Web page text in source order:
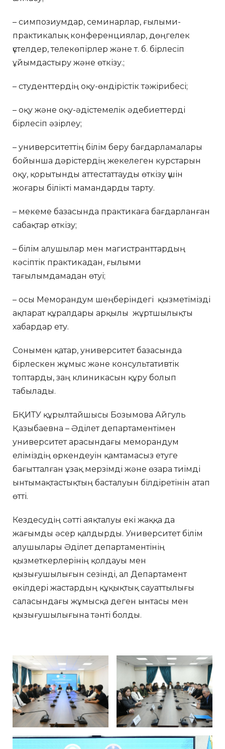
– симпозиумдар, семинарлар, ғылыми-
практикалық конференциялар, дөңгелек
үстелдер, телекөпірлер және т. б. бірлесіп
ұйымдастыру және өткізу.;
– студенттердің оқу-өндірістік тәжірибесі;
– оқу және оқу-әдістемелік әдебиеттерді
бірлесіп әзірлеу;
– университеттің білім беру бағдарламалары
бойынша дәрістердің жекелеген курстарын
оқу, қорытынды аттестаттауды өткізу үшін
жоғары білікті мамандарды тарту.
– мекеме базасында практикаға бағдарланған
сабақтар өткізу;
– білім алушылар мен магистранттардың
кәсіптік практикадан, ғылыми
тағылымдамадан өтуі;
– осы Меморандум шеңберіндегі қызметімізді
ақпарат құралдары арқылы жұртшылықты
хабардар ету.
Сонымен қатар, университет базасында
бірлескен жұмыс және консультативтік
топтарды, заң клиникасын құру болып
табылады.
БҚИТУ құрылтайшысы Бозымова Айгуль
Қазыбаевна – Әділет департаментімен
университет арасындағы меморандум
еліміздің өркендеуін қамтамасыз етуге
бағытталған ұзақ мерзімді және өзара тиімді
ынтымақтастықтың басталуын білдіретінін атап
өтті.
Кездесудің сәтті аяқталуы екі жаққа да
жағымды әсер қалдырды. Университет білім
алушылары Әділет департаментінің
қызметкерлерінің қолдауы мен
қызығушылығын сезінді, ал Департамент
өкілдері жастардың құқықтық сауаттылығы
саласындағы жұмысқа деген ынтасы мен
қызығушылығына тәнті болды.